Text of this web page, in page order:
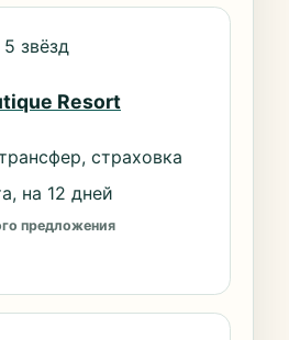
звёзд
Resort
страховка
на 12 дней
предложения